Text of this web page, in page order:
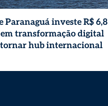
Paranaguá investe R$ 6,8
transformação digital
tornar hub internacional